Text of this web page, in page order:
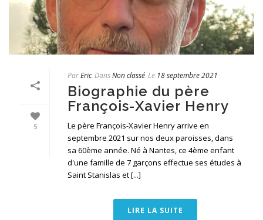
5
ParEric DansNon classé Le 18 septembre 2021
Biographie du père
François-Xavier Henry
Le père François-Xavier Henry arrive en
septembre 2021 sur nos deux paroisses, dans
sa 60ème année. Né à Nantes, ce 4ème enfant
d'une famille de 7 garçons effectue ses études à
Saint Stanislas et [...]
LIRE LA SUITE